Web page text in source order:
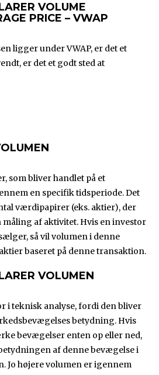
VOLUME
PRICE – VWAP
ligger under VWAP, er det et
er det et godt sted at
som bliver handlet på et
en specifik tidsperiode. Det
værdipapirer (eks. aktier), der
af aktivitet. Hvis en investor
så vil volumen i denne
baseret på denne transaktion.
VOLUMEN
i teknisk analyse, fordi den bliver
betydning. Hvis
bevægelser enten op eller ned,
af denne bevægelse i
Jo højere volumen er igennem